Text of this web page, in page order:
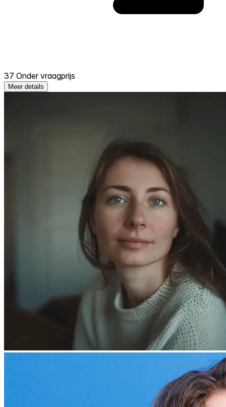
37 Onder vraagprijs
Meer details